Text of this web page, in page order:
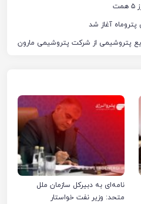
آغاز شد
پتروشیمی از شرکت پتروشیمی مارون
نامه‌ای به دبیرکل سازمان ملل
متحد: وزیر نفت خواستار